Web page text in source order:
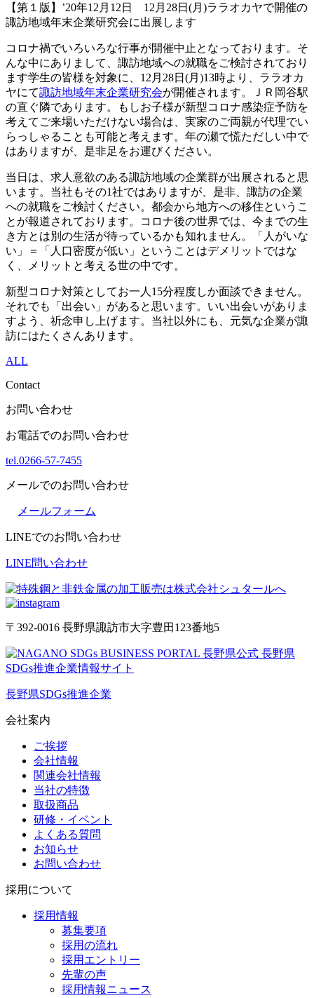
【第１版】’20年12月12日 12月28日(月)ララオカヤで開催の
諏訪地域年末企業研究会に出展します
コロナ禍でいろいろな行事が開催中止となっております。そ
んな中にありまして、諏訪地域への就職をご検討されており
ます学生の皆様を対象に、12月28日(月)13時より、ララオカ
ヤにて諏訪地域年末企業研究会が開催されます。ＪＲ岡谷駅
の直ぐ隣であります。もしお子様が新型コロナ感染症予防を
考えてご来場いただけない場合は、実家のご両親が代理でい
らっしゃることも可能と考えます。年の瀬で慌ただしい中で
はありますが、是非足をお運びください。
当日は、求人意欲のある諏訪地域の企業群が出展されると思
います。当社もその1社ではありますが、是非、諏訪の企業
への就職をご検討ください。都会から地方への移住というこ
とが報道されております。コロナ後の世界では、今までの生
き方とは別の生活が待っているかも知れません。「人がいな
い」＝「人口密度が低い」ということはデメリットではな
く、メリットと考える世の中です。
新型コロナ対策としてお一人15分程度しか面談できません。
それでも「出会い」があると思います。いい出会いがありま
すよう、祈念申し上げます。当社以外にも、元気な企業が諏
訪にはたくさんあります。
ALL
Contact
お問い合わせ
お電話でのお問い合わせ
tel.0266-57-7455
メールでのお問い合わせ
メールフォーム
LINEでのお問い合わせ
LINE問い合わせ
〒392-0016 長野県諏訪市大字豊田123番地5
長野県SDGs推進企業
会社案内
ご挨拶
会社情報
関連会社情報
当社の特徴
取扱商品
研修・イベント
よくある質問
お知らせ
お問い合わせ
採用について
採用情報
募集要項
採用の流れ
採用エントリー
先輩の声
採用情報ニュース